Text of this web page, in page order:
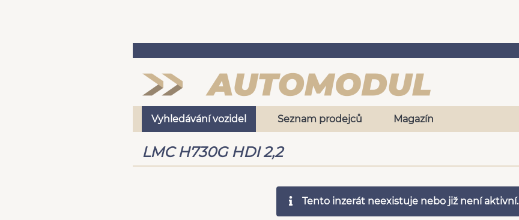
Vyhledávání vozidel Seznam prodejců Magazín
LMC H730G HDI 2,2
Tento inzerát neexistuje nebo již není aktivní.